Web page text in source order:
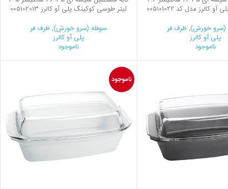
کالرز مدل کد 005101022
(سرو خورش),ظرف فر
پلی آو کالرز
ناموجود
لیتر طوسی کوکینگ پلی آو کالرز 005102013
سوفله (سرو خورش),ظرف فر
پلی آو کالرز
ناموجود
ناموجود